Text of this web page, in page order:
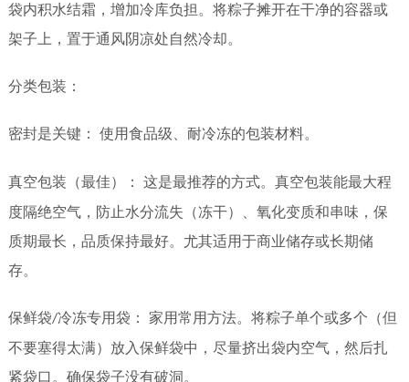
袋内积水结霜，增加冷库负担。将粽子摊开在干净的容器或
架子上，置于通风阴凉处自然冷却。
分类包装：
密封是关键： 使用食品级、耐冷冻的包装材料。
真空包装（最佳）：
这是最推荐的方式。真空包装能最大程
度隔绝空气，防止水分流失（冻干）、氧化变质和串味，保
质期最长，品质保持最好。尤其适用于商业储存或长期储
存。
保鲜袋/冷冻专用袋：
家用常用方法。将粽子单个或多个（但
不要塞得太满）放入保鲜袋中，尽量挤出袋内空气，然后扎
紧袋口。确保袋子没有破洞。